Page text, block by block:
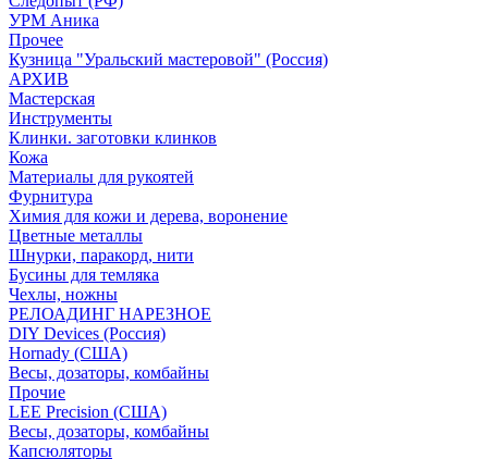
УРМ Аника
Прочее
Кузница "Уральский мастеровой" (Россия)
АРХИВ
Мастерская
Инструменты
Клинки. заготовки клинков
Кожа
Материалы для рукоятей
Фурнитура
Химия для кожи и дерева, воронение
Цветные металлы
Шнурки, паракорд, нити
Бусины для темляка
Чехлы, ножны
РЕЛОАДИНГ НАРЕЗНОЕ
DIY Devices (Россия)
Hornady (США)
Весы, дозаторы, комбайны
Прочие
LEE Precision (США)
Весы, дозаторы, комбайны
Капсюляторы